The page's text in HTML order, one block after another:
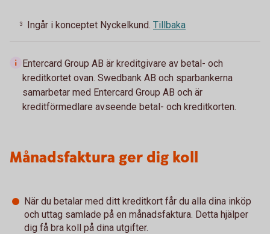
3 Ingår i konceptet Nyckelkund. Tillbaka
Entercard Group AB är kreditgivare av betal- och
kreditkortet ovan. Swedbank AB och sparbankerna
samarbetar med Entercard Group AB och är
kreditförmedlare avseende betal- och kreditkorten.
Månadsfaktura ger dig koll
När du betalar med ditt kreditkort får du alla dina inköp
och uttag samlade på en månadsfaktura. Detta hjälper
dig få bra koll på dina utgifter.